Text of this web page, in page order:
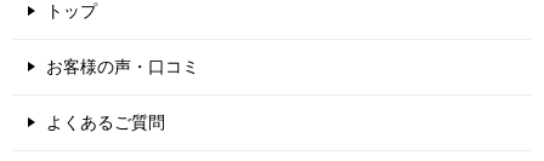
トップ
お客様の声・口コミ
よくあるご質問